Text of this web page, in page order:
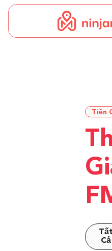
Tiền
Tất
Cả